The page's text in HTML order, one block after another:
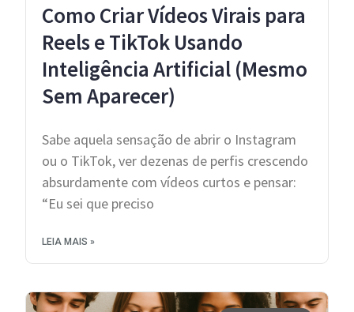
Como Criar Vídeos Virais para
Reels e TikTok Usando
Inteligência Artificial (Mesmo
Sem Aparecer)
Sabe aquela sensação de abrir o Instagram
ou o TikTok, ver dezenas de perfis crescendo
absurdamente com vídeos curtos e pensar:
“Eu sei que preciso
LEIA MAIS »